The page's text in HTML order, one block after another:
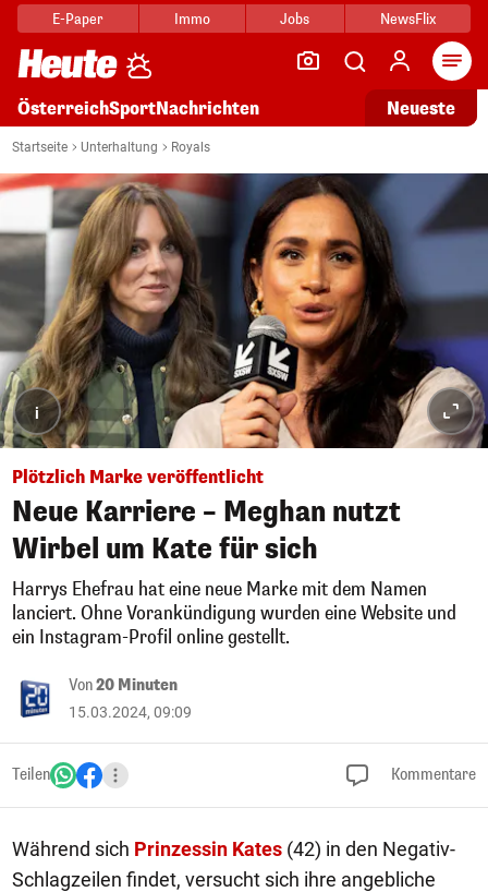
E-Paper Immo Jobs NewsFlix
ÖsterreichSportNachrichten Neueste
Startseite Unterhaltung Royals
i
Plötzlich Marke veröffentlicht
Neue Karriere – Meghan nutzt
Wirbel um Kate für sich
Harrys Ehefrau hat eine neue Marke mit dem Namen
lanciert. Ohne Vorankündigung wurden eine Website und
ein Instagram-Profil online gestellt.
Von20 Minuten
15.03.2024, 09:09
Teilen Kommentare
Während sich Prinzessin Kates (42) in den Negativ-
Schlagzeilen findet, versucht sich ihre angebliche